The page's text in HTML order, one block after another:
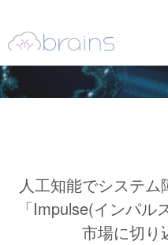
人工知能でシステ
「Impulse(インパ
市場に切り